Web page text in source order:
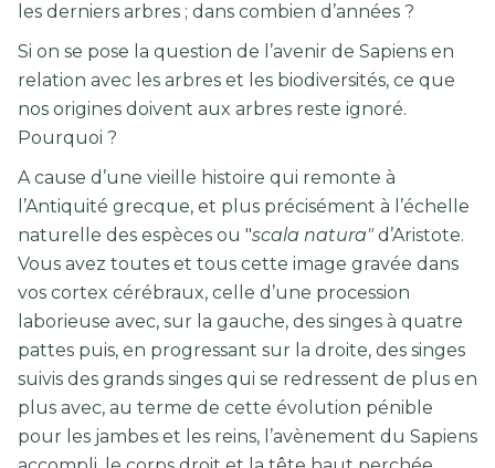
les derniers arbres ; dans combien d’années ?
Si on se pose la question de l’avenir de Sapiens en
relation avec les arbres et les biodiversités, ce que
nos origines doivent aux arbres reste ignoré.
Pourquoi ?
A cause d’une vieille histoire qui remonte à
l’Antiquité grecque, et plus précisément à l’échelle
naturelle des espèces ou "scala natura"d’Aristote.
Vous avez toutes et tous cette image gravée dans
vos cortex cérébraux, celle d’une procession
laborieuse avec, sur la gauche, des singes à quatre
pattes puis, en progressant sur la droite, des singes
suivis des grands singes qui se redressent de plus en
plus avec, au terme de cette évolution pénible
pour les jambes et les reins, l’avènement du Sapiens